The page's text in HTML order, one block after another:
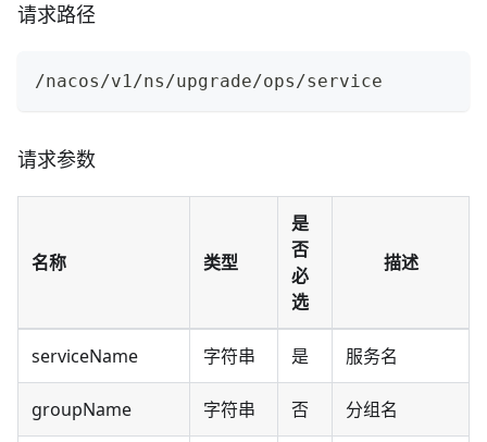
请求路径
/nacos/v1/ns/upgrade/ops/service
请求参数
名称 类型
是
否
必
选
描述
serviceName 字符串 是 服务名
groupName 字符串 否 分组名